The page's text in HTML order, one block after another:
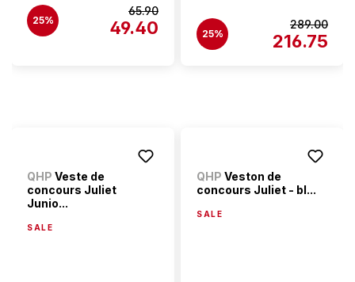
25%
65.90
49.40 25%
289.00
216.75
QHP Veste de
concours Juliet
Junio...
SALE
QHP Veston de
concours Juliet - bl...
SALE